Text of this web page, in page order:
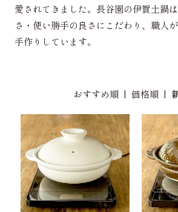
愛されてきました。長谷園の伊賀土鍋
さ・使い勝手の良さにこだわり、職人
手作りしています。
おすすめ順| 価格順|